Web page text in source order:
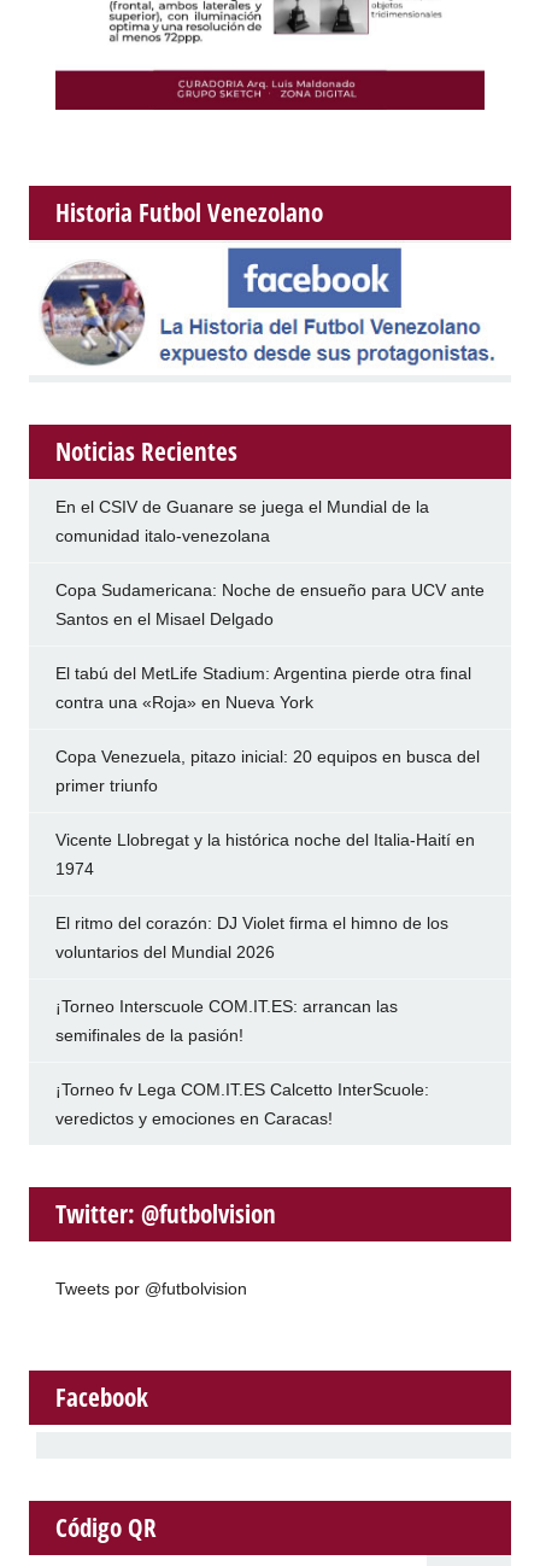
Historia Futbol Venezolano
Noticias Recientes
En el CSIV de Guanare se juega el Mundial de la
comunidad italo-venezolana
Copa Sudamericana: Noche de ensueño para UCV ante
Santos en el Misael Delgado
El tabú del MetLife Stadium: Argentina pierde otra final
contra una «Roja» en Nueva York
Copa Venezuela, pitazo inicial: 20 equipos en busca del
primer triunfo
Vicente Llobregat y la histórica noche del Italia-Haití en
1974
El ritmo del corazón: DJ Violet firma el himno de los
voluntarios del Mundial 2026
¡Torneo Interscuole COM.IT.ES: arrancan las
semifinales de la pasión!
¡Torneo fv Lega COM.IT.ES Calcetto InterScuole:
veredictos y emociones en Caracas!
Twitter: @futbolvision
Tweets por @futbolvision
Facebook
Código QR